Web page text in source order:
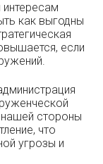
как выгодны
если
стороны
что
угрозы и